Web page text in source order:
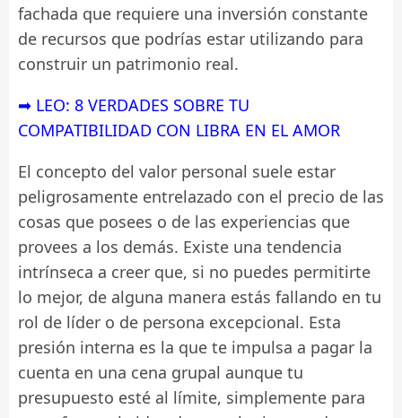
fachada que requiere una inversión constante
de recursos que podrías estar utilizando para
construir un patrimonio real.
➡ LEO: 8 VERDADES SOBRE TU
COMPATIBILIDAD CON LIBRA EN EL AMOR
El concepto del valor personal suele estar
peligrosamente entrelazado con el precio de las
cosas que posees o de las experiencias que
provees a los demás. Existe una tendencia
intrínseca a creer que, si no puedes permitirte
lo mejor, de alguna manera estás fallando en tu
rol de líder o de persona excepcional. Esta
presión interna es la que te impulsa a pagar la
cuenta en una cena grupal aunque tu
presupuesto esté al límite, simplemente para